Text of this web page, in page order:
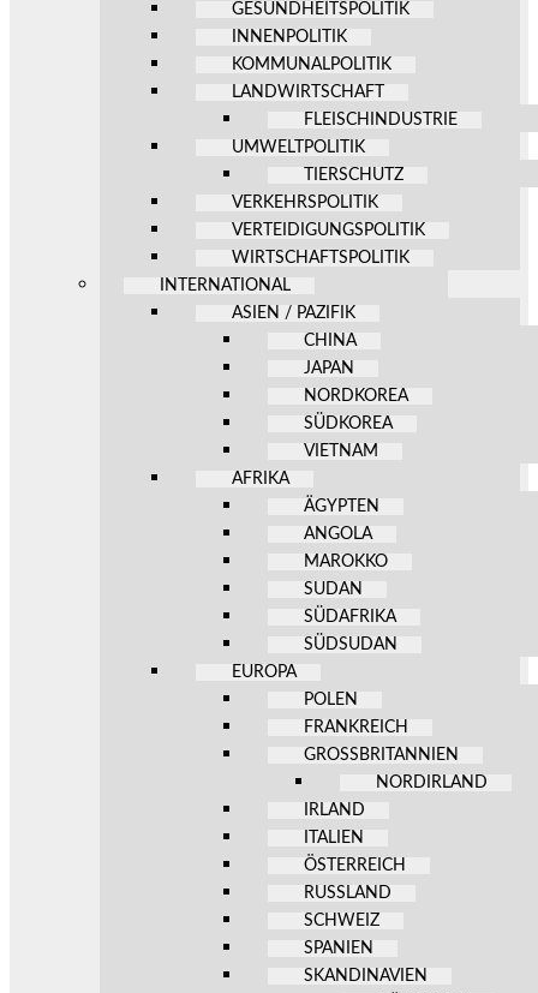
GESUNDHEITSPOLITIK
INNENPOLITIK
KOMMUNALPOLITIK
LANDWIRTSCHAFT
FLEISCHINDUSTRIE
UMWELTPOLITIK
TIERSCHUTZ
VERKEHRSPOLITIK
VERTEIDIGUNGSPOLITIK
WIRTSCHAFTSPOLITIK
INTERNATIONAL
ASIEN / PAZIFIK
CHINA
JAPAN
NORDKOREA
SÜDKOREA
VIETNAM
AFRIKA
ÄGYPTEN
ANGOLA
MAROKKO
SUDAN
SÜDAFRIKA
SÜDSUDAN
EUROPA
POLEN
FRANKREICH
GROSSBRITANNIEN
NORDIRLAND
IRLAND
ITALIEN
ÖSTERREICH
RUSSLAND
SCHWEIZ
SPANIEN
SKANDINAVIEN